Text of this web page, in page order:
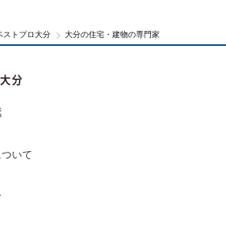
ストプロ大分 大分の住宅・建物の専門家
いて